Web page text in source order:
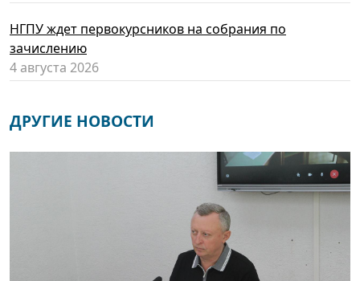
НГПУ ждет первокурсников на собрания по
зачислению
4 августа 2026
ДРУГИЕ НОВОСТИ